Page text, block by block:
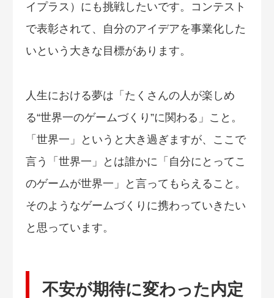
イプラス）にも挑戦したいです。コンテスト
で表彰されて、自分のアイデアを事業化した
いという大きな目標があります。
人生における夢は「たくさんの人が楽しめ
る“世界一のゲームづくり”に関わる」こと。
「世界一」というと大き過ぎますが、ここで
言う「世界一」とは誰かに「自分にとってこ
のゲームが世界一」と言ってもらえること。
そのようなゲームづくりに携わっていきたい
と思っています。
不安が期待に変わった内定